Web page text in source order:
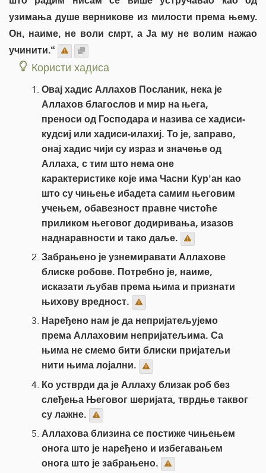
узимања душе верникове из милости према њему.
Он, наиме, не воли смрт, а Ја му не волим нажао
учинити.“
Користи хадиса
Овај хадис Аллахов Посланик, нека је
Аллахов благослов и мир на њега,
преноси од Господара и назива се хадиси-
кудсиј или хадиси-илахиј. То је, заправо,
онај хадис чији су израз и значење од
Аллаха, с тим што нема оне
карактеристике које има Часни Кур'ан као
што су чињење ибадета самим његовим
учењем, обавезност правне чистоће
приликом његовог додиривања, изазов
наднаравности и тако даље.
Забрањено је узнемиравати Аллахове
блиске робове. Потребно је, наиме,
исказати љубав према њима и признати
њихову вредност.
Наређено нам је да непријатељујемо
према Аллаховим непријатељима. Са
њима не смемо бити блиски пријатељи
нити њима лојални.
Ко устврди да је Аллаху близак роб без
слеђења Његовог шеријата, тврдње таквог
су лажне.
Аллахова близина се постиже чињењем
онога што је наређено и избегавањем
онога што је забрањено.